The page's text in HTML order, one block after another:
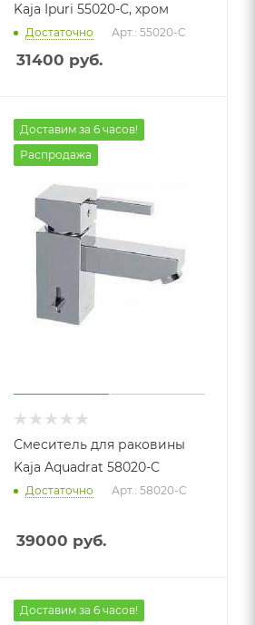
Kaja Ipuri 55020-C, хром
Достаточно Арт.: 55020-C
31400 руб.
Доставим за 6 часов!
Распродажа
Смеситель для раковины
Kaja Aquadrat 58020-C
Достаточно Арт.: 58020-C
39000 руб.
Доставим за 6 часов!